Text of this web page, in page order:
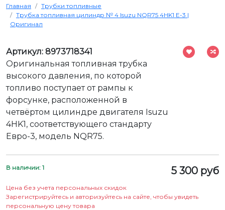
Главная
Трубки топливные
Трубка топливная цилиндр № 4 Isuzu NQR75 4HK1 Е-3 |
Оригинал
Артикул: 8973718341
Оригинальная топливная трубка
высокого давления, по которой
топливо поступает от рампы к
форсунке, расположенной в
четвёртом цилиндре двигателя Isuzu
4HK1, соответствующего стандарту
Евро-3, модель NQR75.
В наличии: 1 5 300 руб
Цена без учета персональных скидок
Зарегистрируйтесь и авторизуйтесь на сайте, чтобы увидеть
персональную цену товара